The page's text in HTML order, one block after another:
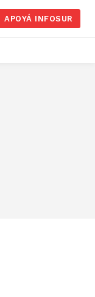
APOYÁ INFOSUR